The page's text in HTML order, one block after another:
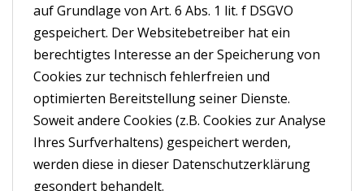
auf Grundlage von Art. 6 Abs. 1 lit. f DSGVO
gespeichert. Der Websitebetreiber hat ein
berechtigtes Interesse an der Speicherung von
Cookies zur technisch fehlerfreien und
optimierten Bereitstellung seiner Dienste.
Soweit andere Cookies (z.B. Cookies zur Analyse
Ihres Surfverhaltens) gespeichert werden,
werden diese in dieser Datenschutzerklärung
gesondert behandelt.